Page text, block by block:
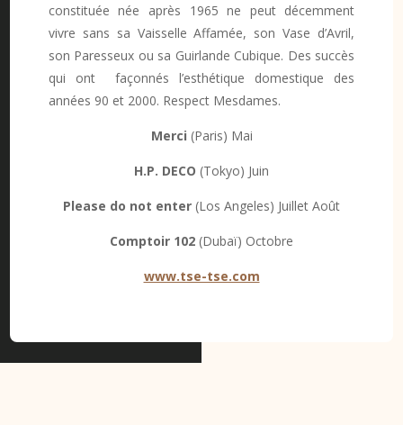
constituée née après 1965 ne peut décemment
vivre sans sa Vaisselle Affamée, son Vase d’Avril,
son Paresseux ou sa Guirlande Cubique. Des succès
qui ont façonnés l’esthétique domestique des
années 90 et 2000. Respect Mesdames.
Merci (Paris) Mai
H.P. DECO (Tokyo) Juin
Please do not enter (Los Angeles) Juillet Août
Comptoir 102 (Dubaï) Octobre
www.tse-tse.com